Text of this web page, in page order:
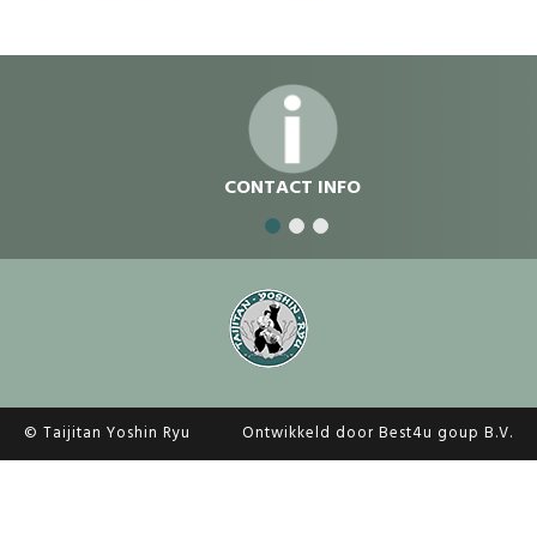
CONTACT INFO
© Taijitan Yoshin Ryu Ontwikkeld door Best4u goup B.V.